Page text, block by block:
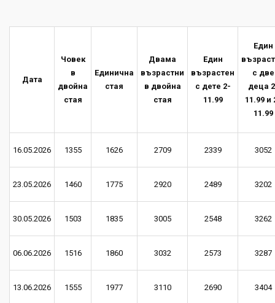
Дата
Човек
в
двойна
стая
Единична
стая
Двама
възрастни
в двойна
стая
Един
възрастен
с дете 2-
11.99
Един
с две
деца
11.99 и
11.99
16.05.2026 1355 1626 2709 2339 3052
23.05.2026 1460 1775 2920 2489 3202
30.05.2026 1503 1835 3005 2548 3262
06.06.2026 1516 1860 3032 2573 3287
13.06.2026 1555 1977 3110 2690 3404